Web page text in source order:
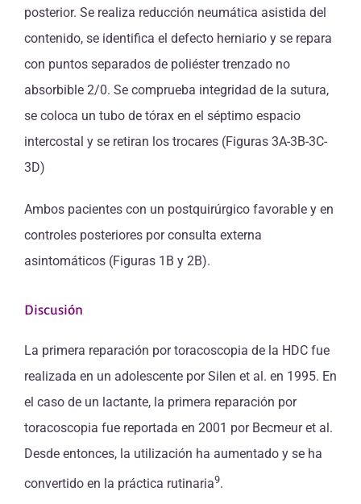
posterior. Se realiza reducción neumática asistida del
contenido, se identifica el defecto herniario y se repara
con puntos separados de poliéster trenzado no
absorbible 2/0. Se comprueba integridad de la sutura,
se coloca un tubo de tórax en el séptimo espacio
intercostal y se retiran los trocares (Figuras 3A-3B-3C-
3D)
Ambos pacientes con un postquirúrgico favorable y en
controles posteriores por consulta externa
asintomáticos (Figuras 1B y 2B).
Discusión
La primera reparación por toracoscopia de la HDC fue
realizada en un adolescente por Silen et al. en 1995. En
el caso de un lactante, la primera reparación por
toracoscopia fue reportada en 2001 por Becmeur et al.
Desde entonces, la utilización ha aumentado y se ha
convertido en la práctica rutinaria9.